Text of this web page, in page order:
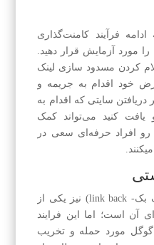
فرآیند کامنت‌گذاری
را مورد آزمایش قرار دهید.
کردن مسدود سازی لینک
خود اقدام به جریمه و
دریافتن سایتی که اقدام به
کنید می‌تواند کمک
رو افراد حرفه‌ای سعی در
ایجاد لینک‌های بازگشتی یا (لینک بک- link back) نیز یکی از
آن است؛ اما این فرایند
مورد حمله و تخریب